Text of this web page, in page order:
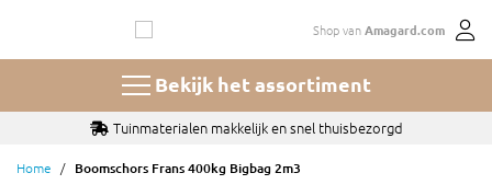
de
Shop vanAmagard.com
Bekijk het assortiment
Tuinmaterialen makkelijk en snel thuisbezorgd
Home Boomschors Frans 400kg Bigbag 2m3